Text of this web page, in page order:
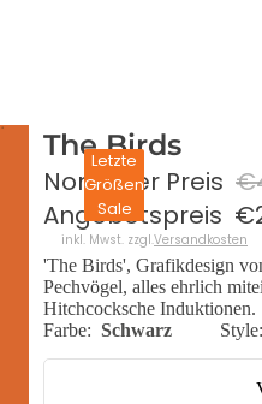
Letzte
Größen
Sale
The Birds
Normaler Preis
Angebotspreis
inkl. Mwst. zzgl.Versandkosten
'The Birds', Grafikdesign
Pechvögel, alles ehrlich
Hitchcocksche Induktionen.
Farbe: Schwarz Style: